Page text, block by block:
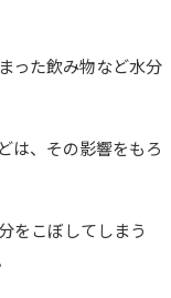
った飲み物など水分
は、その影響をもろ
をこぼしてしまう